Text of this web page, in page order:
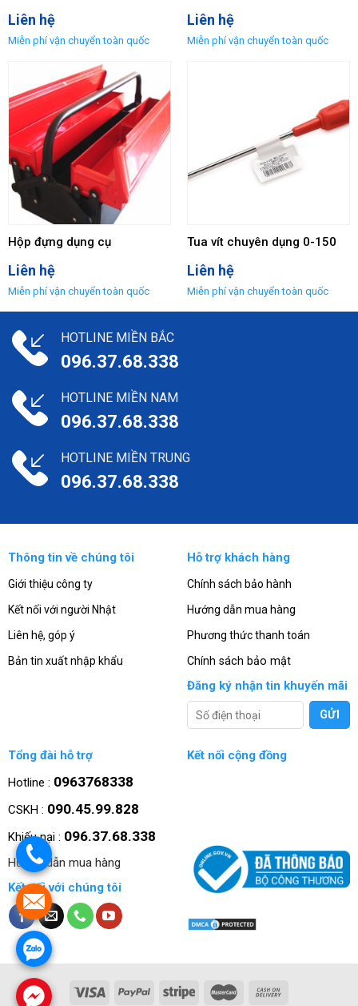
Liên hệ Liên hệ
Hộp đựng dụng cụ
Liên hệ
Tua vít chuyên dụng 0-150
Liên hệ
HOTLINE MIỀN BẮC
096.37.68.338
HOTLINE MIỀN NAM
096.37.68.338
HOTLINE MIỀN TRUNG
096.37.68.338
Thông tin về chúng tôi
Giới thiệu công ty
Kết nối với người Nhật
Liên hệ, góp ý
Bản tin xuất nhập khẩu
Hỗ trợ khách hàng
Chính sách bảo hành
Hướng dẫn mua hàng
Phương thức thanh toán
Chính sách bảo mật
Đăng ký nhận tin khuyến mãi
Tổng đài hỗ trợ
Hotline : 0963768338
CSKH : 090.45.99.828
Khiếu nại : 096.37.68.338
Hướng dẫn mua hàng
Kết nối với chúng tôi
Kết nối cộng đồng
.
.
.
.